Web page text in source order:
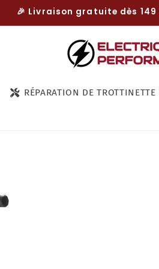
🎉 Livraison gratuite dès
RÉPARATION DE TROTTINETTE